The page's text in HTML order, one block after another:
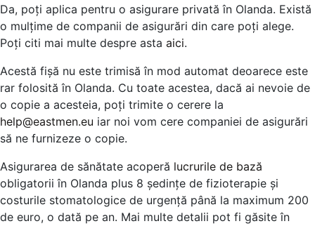
Da, poți aplica pentru o asigurare privată în Olanda. Există
o mulțime de companii de asigurări din care poți alege.
Poți citi mai multe despre asta aici.
Acestă fișă nu este trimisă în mod automat deoarece este
rar folosită în Olanda. Cu toate acestea, dacă ai nevoie de
o copie a acesteia, poți trimite o cerere la
help@eastmen.eu iar noi vom cere companiei de asigurări
să ne furnizeze o copie.
Asigurarea de sănătate acoperă lucrurile de bază
obligatorii în Olanda plus 8 ședințe de fizioterapie și
costurile stomatologice de urgență până la maximum 200
de euro, o dată pe an. Mai multe detalii pot fi găsite în